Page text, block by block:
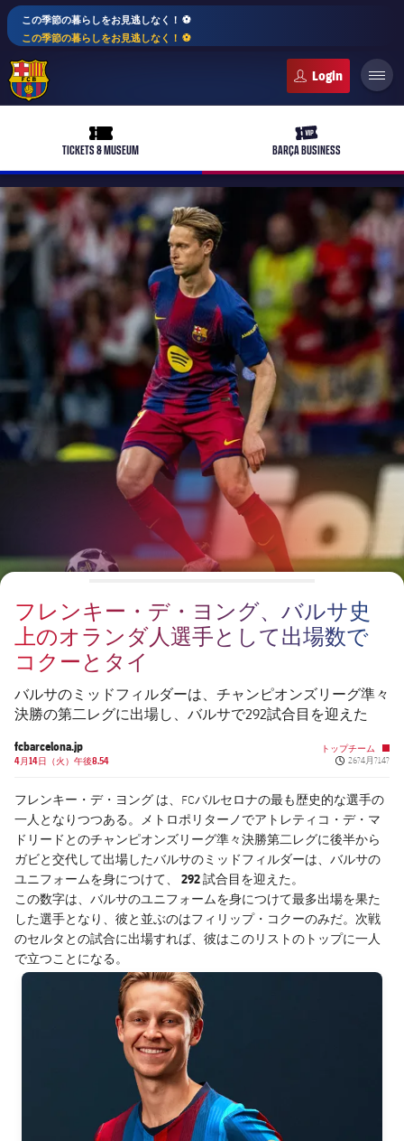
この季節の暮らしをお見逃しなく！ ⚽️
この季節の暮らしをお見逃しなく！ ⚽️
ticket-full
TICKETS & MUSEUM
ticket-vip
BARÇA BUSINESS
plusicon
label.aria.plus
バルサアカデミー
plusicon
label.aria.plus
10年毎
会長
レジェンド
監督
plusicon
label.aria.plus
プレスパス
Facilities
PLUSICON
LABEL.ARIA.PLUS
トップチーム
女子サッカー
plusicon
label.aria.plus
スケジュール
チケット
結果
バルサAtlètic
plusicon
label.aria.plus
スケジュール
チケット
順位表
PLUSICON
LABEL.ARIA.PLUS
トップチーム
plusicon
label.aria.plus
スケジュール
チケット
結果
順位表
LABEL.ARIA.PLUS
トップチーム
スケジュール
チケット
結果
順位表
PLUSICON
LABEL.ARIA.PLUS
トップチーム
スケジュール
チケット
結果
順位表
PLUSICON
LABEL.ARIA.PLUS
トップチーム
スケジュール
チケット
結果
順位表
フレンキー・デ・ヨング、バルサ史
上のオランダ人選手として出場数で
コクーとタイ
バルサのミッドフィルダーは、チャンピオンズリーグ準々
決勝の第二レグに出場し、バルサで292試合目を迎えた
fcbarcelona.jp
4月14日（火）午後8.54
トップチーム
Published
26?4月?14?
フレンキー・デ・ヨング は、FCバルセロナの最も歴史的な選手の
一人となりつつある。メトロポリターノでアトレティコ・デ・マ
ドリードとのチャンピオンズリーグ準々決勝第二レグに後半から
ガビと交代して出場したバルサのミッドフィルダーは、バルサの
ユニフォームを身につけて、
292 試合目を迎えた。
この数字は、 バルサのユニフォームを身につけて最多出場を果た
した選手となり、彼と並ぶのはフィリップ・コクーのみだ。次戦
のセルタとの試合に出場すれば、彼はこのリストのトップに一人
で立つことになる。
FC Barcelona club badge